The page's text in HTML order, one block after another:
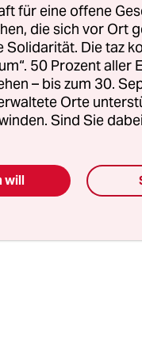
anfängt?
ganz
mit
für eine offene
die sich vor Ort
Solidarität. Die taz
50 Prozent aller
– bis zum 30.
Orte
Sind Sie
will